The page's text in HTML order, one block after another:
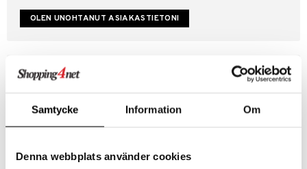
Samtycke Information Om
Denna webbplats använder cookies
Luo uusi asiakas
Tilauksen tila & historiikki
Kestotilaus
Arvostele tuotteita
Toivelistat